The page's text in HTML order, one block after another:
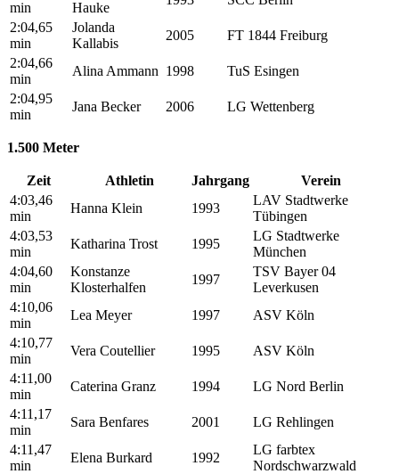
min Hauke
2:04,65
min
Jolanda
Kallabis
2005
FT 1844 Freiburg
2:04,66
min
Alina Ammann 1998
TuS Esingen
2:04,95
min
Jana Becker 2006 LG Wettenberg
1.500 Meter
Zeit Athletin Jahrgang
Verein
4:03,46
min
Hanna Klein 1993
LAV Stadtwerke
Tübingen
4:03,53
min
Katharina Trost 1995
LG Stadtwerke
München
4:04,60
min
Konstanze
Klosterhalfen
1997
TSV Bayer 04
Leverkusen
4:10,06
min
Lea Meyer 1997
ASV Köln
4:10,77
min
Vera Coutellier 1995
ASV Köln
4:11,00
min
Caterina Granz 1994
LG Nord Berlin
4:11,17
min
Sara Benfares 2001
LG Rehlingen
4:11,47
min
Elena Burkard 1992
LG farbtex
Nordschwarzwald